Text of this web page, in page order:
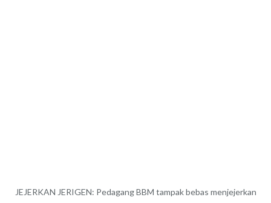
JEJERKAN JERIGEN: Pedagang BBM tampak bebas menjejerkan